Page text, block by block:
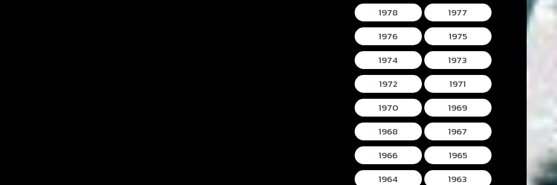
1978
1977
1976
1975
1974
1973
1972
1971
1970
1969
1968
1967
1966
1965
1964
1963